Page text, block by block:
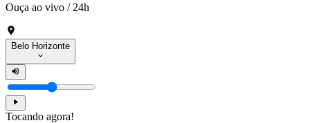
Ouça ao vivo / 24h
Belo Horizonte
Tocando agora!